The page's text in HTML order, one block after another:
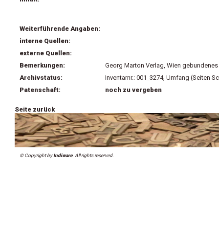
Weiterführende Angaben:
interne Quellen:
externe Quellen:
Bemerkungen:
Georg Marton Verlag, Wien
Archivstatus:
Inventarnr.: 001_3274, Umfang (Seiten
Patenschaft:
noch zu vergeben
Seite zurück
© Copyright byIndiware. All rights reserved.